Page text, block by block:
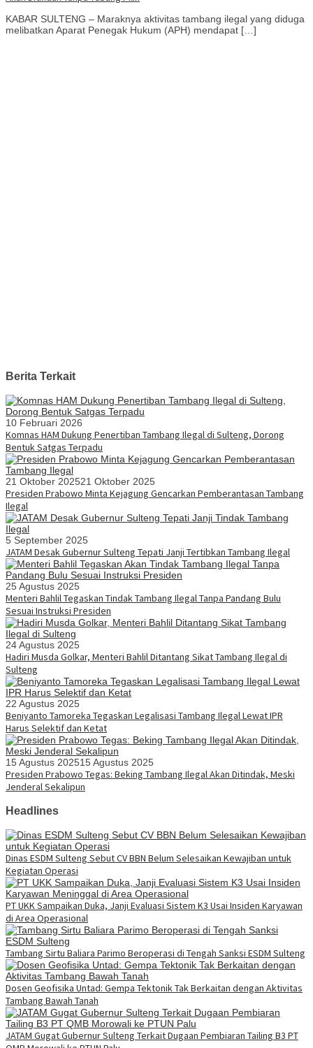
KABAR SULTENG – Maraknya aktivitas tambang ilegal yang diduga
melibatkan Aparat Penegak Hukum (APH) mendapat […]
Berita Terkait
10 Februari 2026
Komnas HAM Dukung Penertiban Tambang Ilegal di Sulteng, Dorong
Bentuk Satgas Terpadu
21 Oktober 202521 Oktober 2025
Presiden Prabowo Minta Kejagung Gencarkan Pemberantasan Tambang
Ilegal
5 September 2025
JATAM Desak Gubernur Sulteng Tepati Janji Tertibkan Tambang Ilegal
25 Agustus 2025
Menteri Bahlil Tegaskan Tindak Tambang Ilegal Tanpa Pandang Bulu
Sesuai Instruksi Presiden
24 Agustus 2025
Hadiri Musda Golkar, Menteri Bahlil Ditantang Sikat Tambang Ilegal di
Sulteng
22 Agustus 2025
Beniyanto Tamoreka Tegaskan Legalisasi Tambang Ilegal Lewat IPR
Harus Selektif dan Ketat
15 Agustus 202515 Agustus 2025
Presiden Prabowo Tegas: Beking Tambang Ilegal Akan Ditindak, Meski
Jenderal Sekalipun
Headlines
Dinas ESDM Sulteng Sebut CV BBN Belum Selesaikan Kewajiban untuk
Kegiatan Operasi
PT UKK Sampaikan Duka, Janji Evaluasi Sistem K3 Usai Insiden Karyawan
di Area Operasional
Tambang Sirtu Baliara Parimo Beroperasi di Tengah Sanksi ESDM Sulteng
Dosen Geofisika Untad: Gempa Tektonik Tak Berkaitan dengan Aktivitas
Tambang Bawah Tanah
JATAM Gugat Gubernur Sulteng Terkait Dugaan Pembiaran Tailing B3 PT